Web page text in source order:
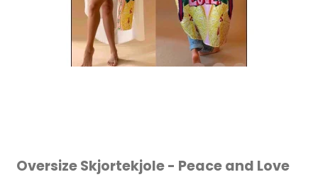
Oversize Skjortekjole - Peace and Love